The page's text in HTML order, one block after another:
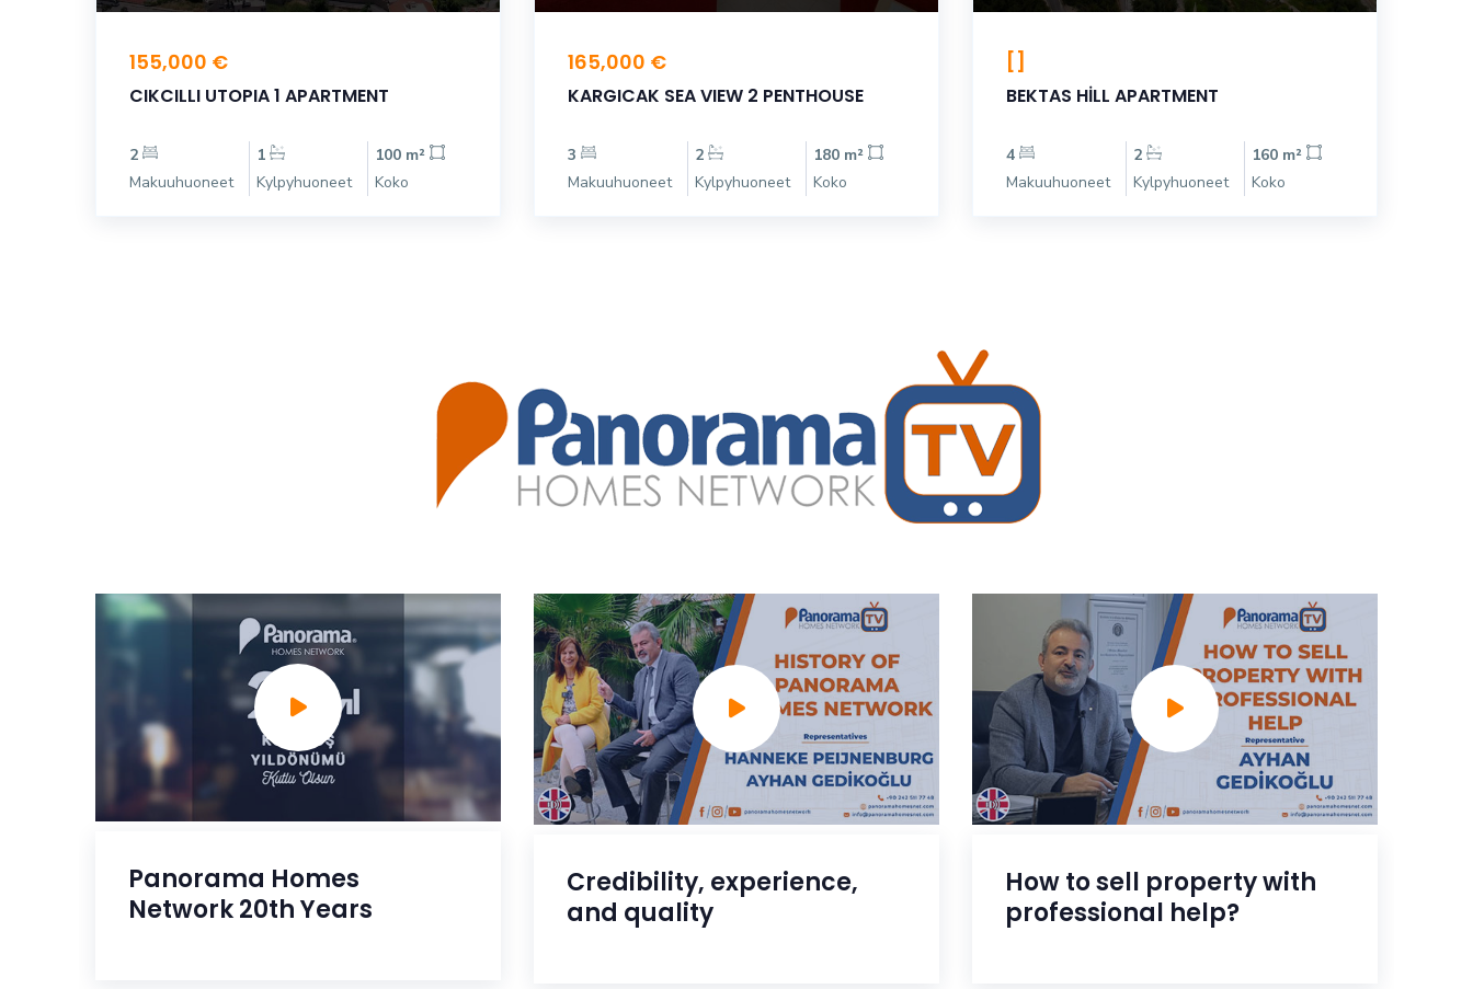
155,000 €
CIKCILLI UTOPIA 1 APARTMENT
2
Makuuhuoneet
1
Kylpyhuoneet
100 m²
Koko
165,000 €
KARGICAK SEA VIEW 2 PENTHOUSE
3
Makuuhuoneet
2
Kylpyhuoneet
180 m²
Koko
[]
BEKTAS HİLL APARTMENT
4
Makuuhuoneet
2
Kylpyhuoneet
160 m²
Koko
Panorama Homes
Network 20th Years
Credibility, experience,
and quality
How to sell property with
professional help?